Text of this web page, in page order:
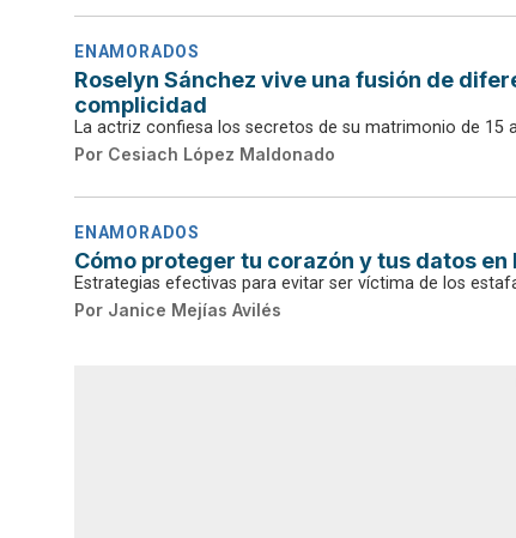
ENAMORADOS
Roselyn Sánchez vive una fusión de
complicidad
La actriz confiesa los secretos de su matrimonio de 15
Por Cesiach López Maldonado
ENAMORADOS
Cómo proteger tu corazón y tus datos
Estrategias efectivas para evitar ser víctima de los
Por Janice Mejías Avilés